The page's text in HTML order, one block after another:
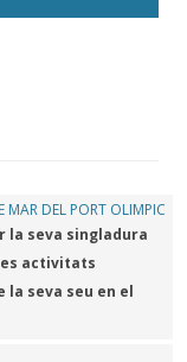
MAR DEL PORT OLIMPIC
la seva singladura
activitats
la seva seu en el